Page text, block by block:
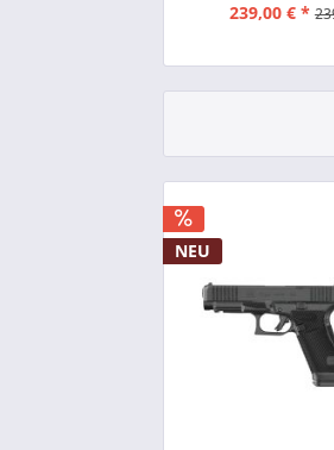
239,00 € *
NEU